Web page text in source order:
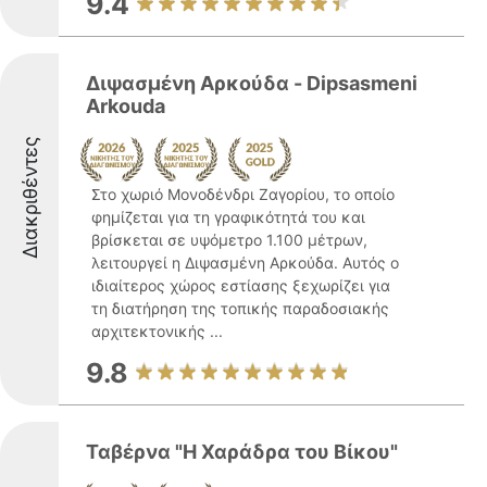
Διακριθέντες
Διψασμένη Αρκούδα - Dipsasmeni
Arkouda
Στο χωριό Μονοδένδρι Ζαγορίου, το οποίο
φημίζεται για τη γραφικότητά του και
βρίσκεται σε υψόμετρο 1.100 μέτρων,
λειτουργεί η Διψασμένη Αρκούδα. Αυτός ο
ιδιαίτερος χώρος εστίασης ξεχωρίζει για
τη διατήρηση της τοπικής παραδοσιακής
αρχιτεκτονικής ...
9.8
Ταβέρνα "Η Χαράδρα του Βίκου"